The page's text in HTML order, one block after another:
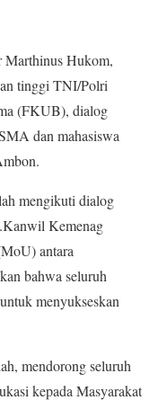
Hukom,
tinggi TNI/Polri
(FKUB), dialog
dan mahasiswa
mengikuti dialog
Kemenag
antara
bahwa seluruh
menyukseskan
mendorong seluruh
kepada Masyarakat